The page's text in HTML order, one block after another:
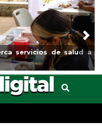
Municipio arrancará
el boulevard 5 de febrero